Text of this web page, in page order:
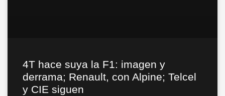
4T hace suya la F1: imagen y
derrama; Renault, con Alpine; Telcel
y CIE siguen